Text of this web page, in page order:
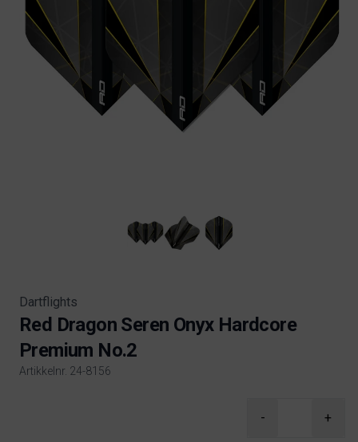
Dartflights
Red Dragon Seren Onyx Hardcore
Premium No.2
Artikkelnr. 24-8156
- +